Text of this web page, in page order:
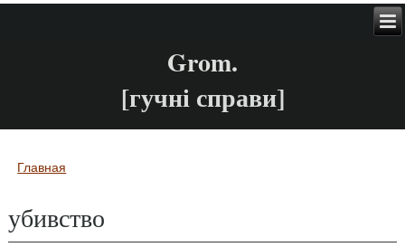
Grom.
[гучні справи]
Вы здесь
Главная
убивство